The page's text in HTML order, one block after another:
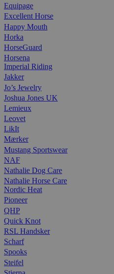
Equipage
Excellent Horse
Happy Mouth
Horka
HorseGuard
Horsena
Imperial Riding
Jakker
Jo’s Jewelry
Joshua Jones UK
Lemieux
Leovet
LikIt
Mærker
Mustang Sportswear
NAF
Nathalie Dog Care
Nathalie Horse Care
Nordic Heat
Pioneer
QHP
Quick Knot
RSL Handsker
Scharf
Spooks
Steifel